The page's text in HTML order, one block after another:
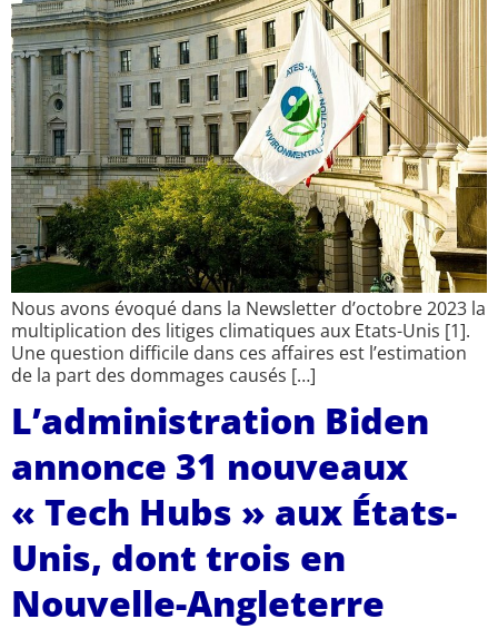
Nous avons évoqué dans la Newsletter d’octobre 2023 la
multiplication des litiges climatiques aux Etats-Unis [1].
Une question difficile dans ces affaires est l’estimation
de la part des dommages causés […]
L’administration Biden
annonce 31 nouveaux
« Tech Hubs » aux États-
Unis, dont trois en
Nouvelle-Angleterre